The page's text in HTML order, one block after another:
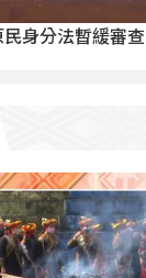
身分法暫緩審查